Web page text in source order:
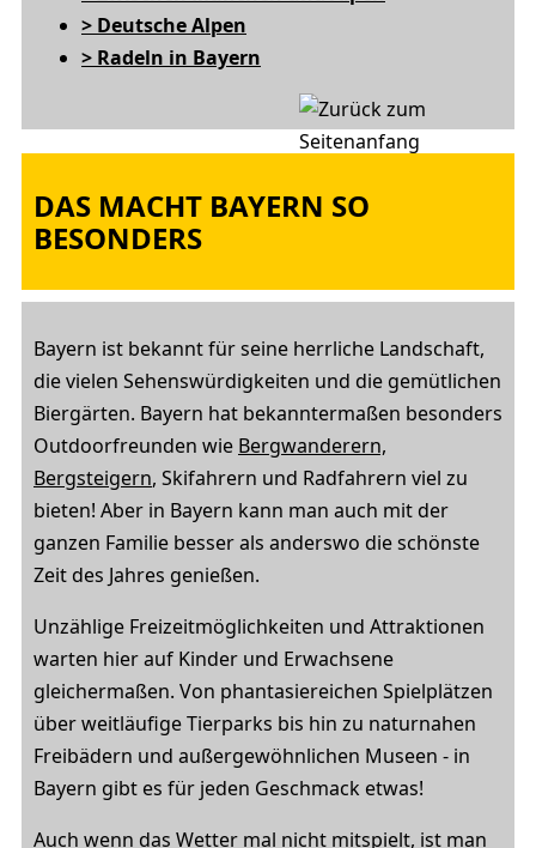
> Deutsche Alpen
> Radeln in Bayern
DAS MACHT BAYERN SO
BESONDERS
Bayern ist bekannt für seine herrliche Landschaft,
die vielen Sehenswürdigkeiten und die gemütlichen
Biergärten. Bayern hat bekanntermaßen besonders
Outdoorfreunden wie Bergwanderern,
Bergsteigern, Skifahrern und Radfahrern viel zu
bieten! Aber in Bayern kann man auch mit der
ganzen Familie besser als anderswo die schönste
Zeit des Jahres genießen.
Unzählige Freizeitmöglichkeiten und Attraktionen
warten hier auf Kinder und Erwachsene
gleichermaßen. Von phantasiereichen Spielplätzen
über weitläufige Tierparks bis hin zu naturnahen
Freibädern und außergewöhnlichen Museen - in
Bayern gibt es für jeden Geschmack etwas!
Auch wenn das Wetter mal nicht mitspielt, ist man